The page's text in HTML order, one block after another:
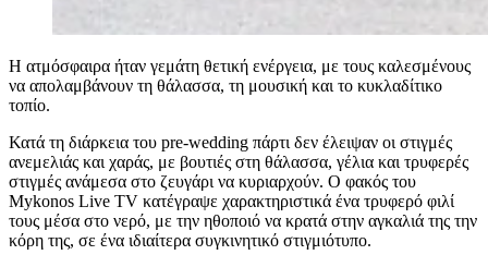
Η ατμόσφαιρα ήταν γεμάτη θετική ενέργεια, με τους καλεσμένους
να απολαμβάνουν τη θάλασσα, τη μουσική και το κυκλαδίτικο
τοπίο.
Κατά τη διάρκεια του pre-wedding πάρτι δεν έλειψαν οι στιγμές
ανεμελιάς και χαράς, με βουτιές στη θάλασσα, γέλια και τρυφερές
στιγμές ανάμεσα στο ζευγάρι να κυριαρχούν. Ο φακός του
Mykonos Live TV κατέγραψε χαρακτηριστικά ένα τρυφερό φιλί
τους μέσα στο νερό, με την ηθοποιό να κρατά στην αγκαλιά της την
κόρη της, σε ένα ιδιαίτερα συγκινητικό στιγμιότυπο.